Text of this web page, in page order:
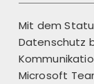
Mit dem
Datenschutz
Microsoft